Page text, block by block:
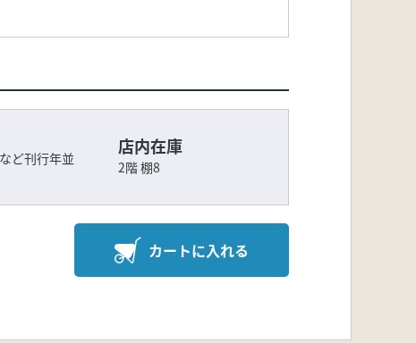
ど刊行年並
店内在庫
2階 棚8
カートに入れる